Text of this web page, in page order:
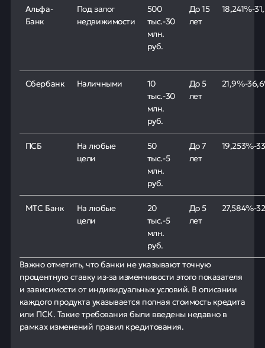
Альфа-
Банк
Под залог
недвижимости
500
тыс.-30
млн.
руб.
До 15
лет
18,241%-
Сбербанк Наличными
10
тыс.-30
млн.
руб.
До 5
лет
21,9%-
ПСБ
На любые
цели
50
тыс.-5
млн.
руб.
До 7
лет
19,253%-
МТС Банк
На любые
цели
20
тыс.-5
млн.
руб.
До 5
лет
27,584%-
Важно отметить, что банки не указывают точную
процентную ставку из-за изменчивости этого показателя
и зависимости от индивидуальных условий. В описании
каждого продукта указывается полная стоимость кредита
или ПСК. Такие требования были введены недавно в
рамках изменений правил кредитования.